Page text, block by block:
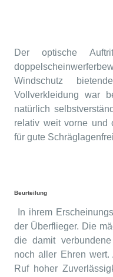
Der optische
Windschutz
Vollverkleidung war
natürlich
relativ weit vorne und
für gute
Beurteilung
In ihrem
der Überflieger. Die
die damit
noch aller Ehren wert.
Ruf hoher